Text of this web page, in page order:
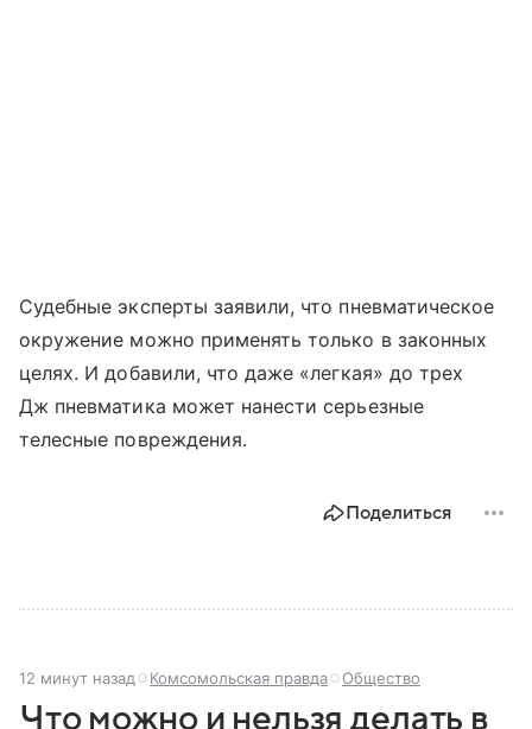
Судебные эксперты заявили, что пневматическое
окружение можно применять только в законных
целях. И добавили, что даже «легкая» до трех
Дж пневматика может нанести серьезные
телесные повреждения.
Поделиться
12 минут назад Комсомольская правда Общество
Что можно и нельзя делать в